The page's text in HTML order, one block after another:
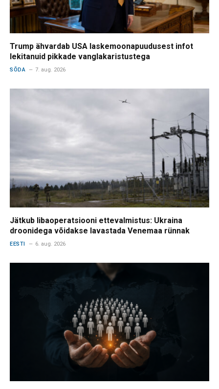
Trump ähvardab USA laskemoonapuudusest infot
lekitanuid pikkade vanglakaristustega
SÕDA 7. aug. 2026
Jätkub libaoperatsiooni ettevalmistus: Ukraina
droonidega võidakse lavastada Venemaa rünnak
EESTI 6. aug. 2026